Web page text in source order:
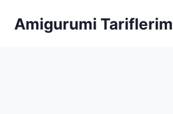
Amigurumi Tariflerim